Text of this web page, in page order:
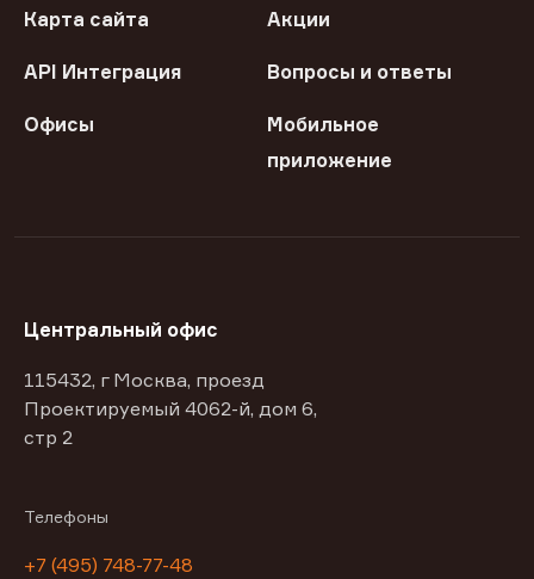
Карта сайта Акции
API Интеграция Вопросы и ответы
Офисы
Мобильное
приложение
Центральный офис
115432, г Москва, проезд
Проектируемый 4062-й, дом 6,
стр 2
Телефоны
+7 (495) 748-77-48